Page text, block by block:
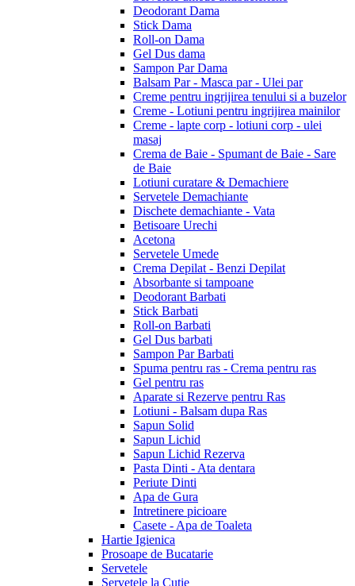
Deodorant Dama
Stick Dama
Roll-on Dama
Gel Dus dama
Sampon Par Dama
Balsam Par - Masca par - Ulei par
Creme pentru ingrijirea tenului si a buzelor
Creme - Lotiuni pentru ingrijirea mainilor
Creme - lapte corp - lotiuni corp - ulei
masaj
Crema de Baie - Spumant de Baie - Sare
de Baie
Lotiuni curatare & Demachiere
Servetele Demachiante
Dischete demachiante - Vata
Betisoare Urechi
Acetona
Servetele Umede
Crema Depilat - Benzi Depilat
Absorbante si tampoane
Deodorant Barbati
Stick Barbati
Roll-on Barbati
Gel Dus barbati
Sampon Par Barbati
Spuma pentru ras - Crema pentru ras
Gel pentru ras
Aparate si Rezerve pentru Ras
Lotiuni - Balsam dupa Ras
Sapun Solid
Sapun Lichid
Sapun Lichid Rezerva
Pasta Dinti - Ata dentara
Periute Dinti
Apa de Gura
Intretinere picioare
Casete - Apa de Toaleta
Hartie Igienica
Prosoape de Bucatarie
Servetele
Servetele la Cutie